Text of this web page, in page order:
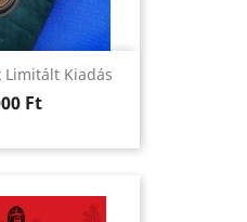
Limitált Kiadás
Ft